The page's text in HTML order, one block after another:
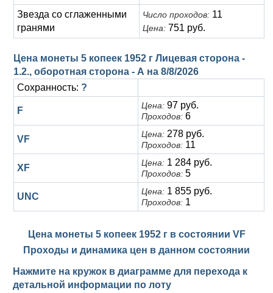
Звезда со сглаженными
гранями
Число проходов: 11
Цена: 751 руб.
Цена монеты 5 копеек 1952 г Лицевая сторона -
1.2., оборотная сторона - А на 8/8/2026
Сохранность: ?
F Цена: 97 руб.
Проходов: 6
VF Цена: 278 руб.
Проходов: 11
XF Цена: 1 284 руб.
Проходов: 5
UNC Цена: 1 855 руб.
Проходов: 1
Цена монеты 5 копеек 1952 г в состоянии VF
Проходы и динамика цен в данном состоянии
Нажмите на кружок в диаграмме для перехода к
детальной информации по лоту